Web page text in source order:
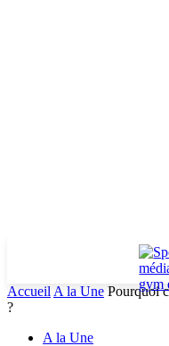
Accueil A la Une Pourquoi
?
A la Une